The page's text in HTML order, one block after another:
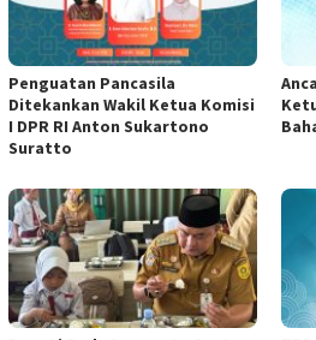
Penguatan Pancasila
Ditekankan Wakil Ketua Komisi
I DPR RI Anton Sukartono
Suratto